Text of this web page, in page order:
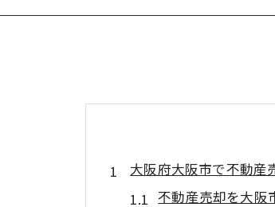
大阪府大阪市で不動産
不動産売却を大阪